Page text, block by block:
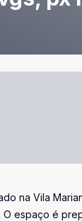
na Vila
espaço é